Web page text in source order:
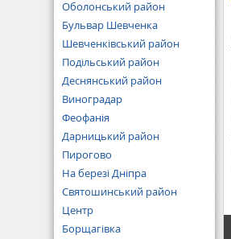
Оболонський район
Бульвар Шевченка
Шевченківський район
Подільський район
Деснянський район
Виноградар
Феофанія
Дарницький район
Пирогово
На березі Дніпра
Святошинський район
Центр
Борщагівка